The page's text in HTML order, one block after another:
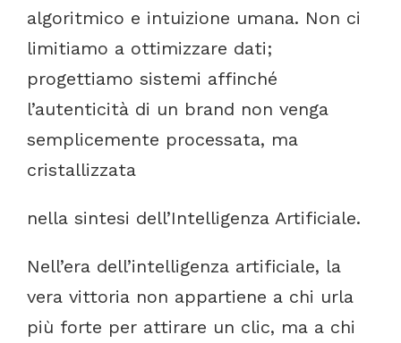
algoritmico e intuizione umana. Non ci
limitiamo a ottimizzare dati;
progettiamo sistemi affinché
l’autenticità di un brand non venga
semplicemente processata, ma
cristallizzata
nella sintesi dell’Intelligenza Artificiale.
Nell’era dell’intelligenza artificiale, la
vera vittoria non appartiene a chi urla
più forte per attirare un clic, ma a chi